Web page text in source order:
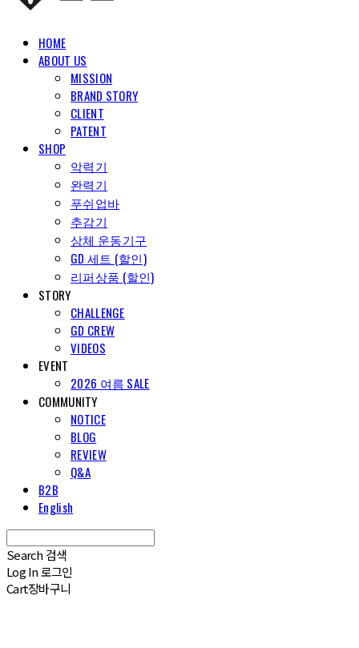
HOME
ABOUT US
MISSION
BRAND STORY
CLIENT
PATENT
SHOP
악력기
완력기
푸쉬업바
추감기
상체 운동기구
GD 세트 (할인)
리퍼상품 (할인)
STORY
CHALLENGE
GD CREW
VIDEOS
EVENT
2026 여름 SALE
COMMUNITY
NOTICE
BLOG
REVIEW
Q&A
B2B
English
Search 검색
Log In로그인
Cart장바구니